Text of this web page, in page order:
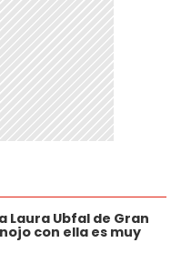
Laura Ubfal de Gran
con ella es muy